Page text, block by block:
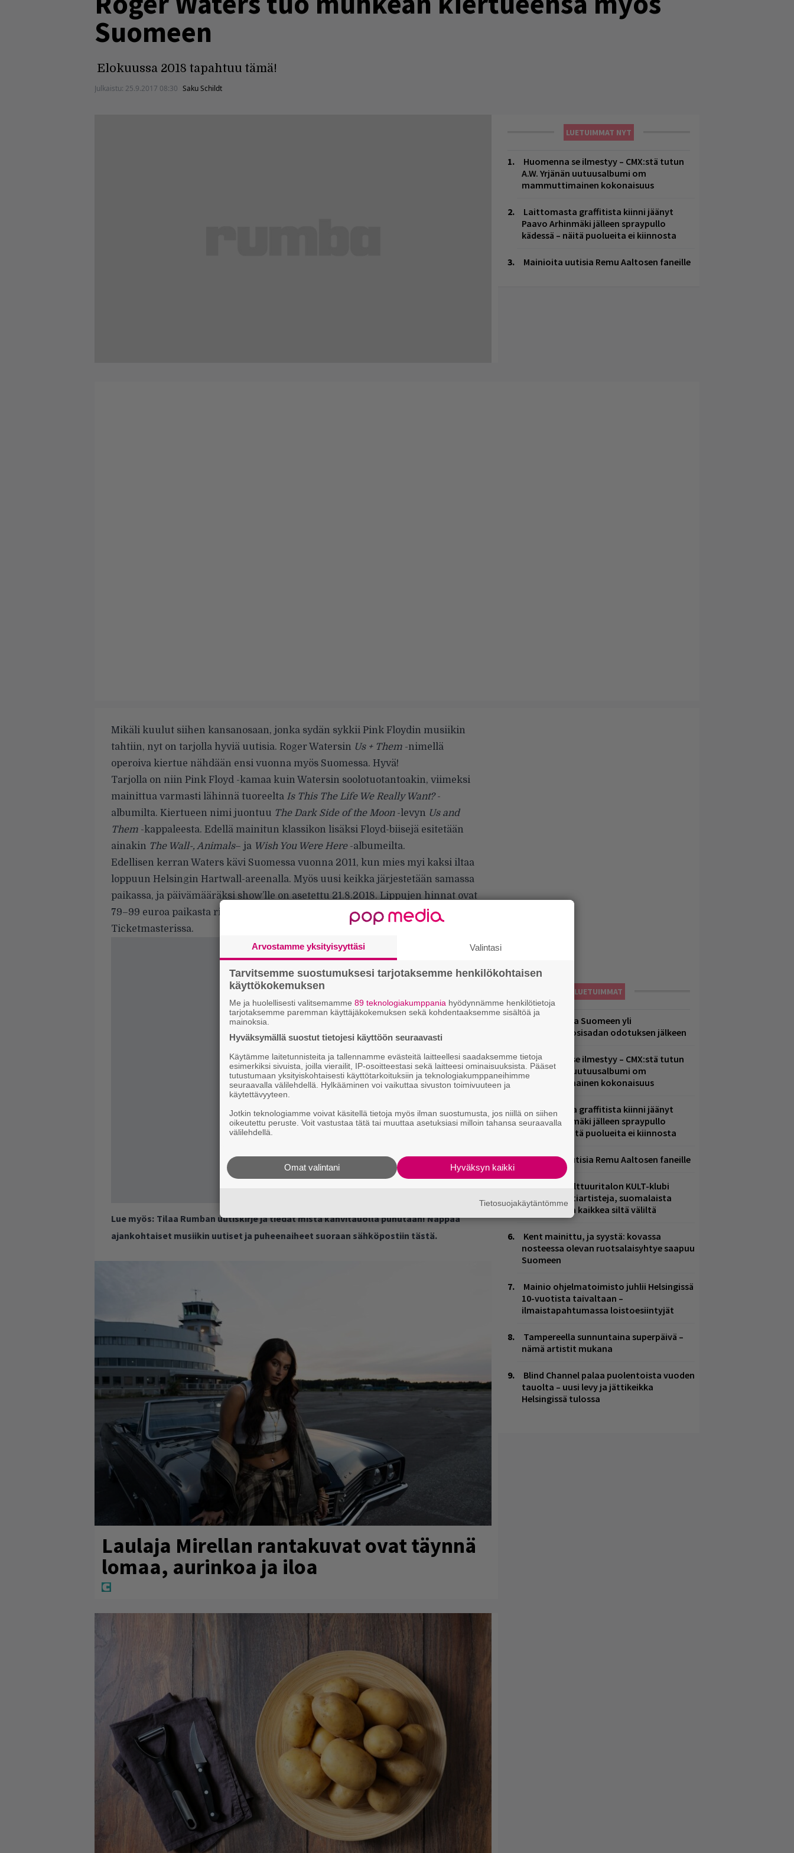
Suomeen
Elokuussa 2018 tapahtuu tämä!
Julkaistu: 25.9.2017 08:30 Saku Schildt
LUETUIMMAT NYT
Huomenna se ilmestyy – CMX:stä tutun
A.W. Yrjänän uutuusalbumi om
mammuttimainen kokonaisuus
Laittomasta graffitista kiinni jäänyt
Paavo Arhinmäki jälleen spraypullo
kädessä – näitä puolueita ei kiinnosta
Mainioita uutisia Remu Aaltosen faneille
Mikäli kuulut siihen kansanosaan, jonka sydän sykkii Pink Floydin musiikin
tahtiin, nyt on tarjolla hyviä uutisia. Roger Watersin Us + Them -nimellä
operoiva kiertue nähdään ensi vuonna myös Suomessa. Hyvä!
Tarjolla on niin Pink Floyd -kamaa kuin Watersin soolotuotantoakin, viimeksi
mainittua varmasti lähinnä tuoreelta Is This The Life We Really Want?-
albumilta. Kiertueen nimi juontuu The Dark Side of the Moon-levyn Us and
Them -kappaleesta. Edellä mainitun klassikon lisäksi Floyd-biisejä esitetään
ainakin The Wall-, Animals– ja Wish You Were Here-albumeilta.
Edellisen kerran Waters kävi Suomessa vuonna 2011, kun mies myi kaksi iltaa
loppuun Helsingin Hartwall-areenalla. Myös uusi keikka järjestetään samassa
paikassa, ja päivämääräksi show’lle on asetettu 21.8.2018. Lippujen hinnat ovat
79–99 euroa paikasta riippuen, ja niiden ennakkomyynti alkaa 2. lokakuuta
Ticketmasterissa.
Lue myös: Tilaa Rumban uutiskirje ja tiedät mistä kahvitauolla puhutaan! Nappaa
ajankohtaiset musiikin uutiset ja puheenaiheet suoraan sähköpostiin tästä.
Laulaja Mirellan rantakuvat ovat täynnä
lomaa, aurinkoa ja iloa
LUETUIMMAT
Weezer palaa Suomeen yli
neljännesvuosisadan odotuksen jälkeen
Huomenna se ilmestyy – CMX:stä tutun
A.W. Yrjänän uutuusalbumi om
mammuttimainen kokonaisuus
Laittomasta graffitista kiinni jäänyt
Paavo Arhinmäki jälleen spraypullo
kädessä – näitä puolueita ei kiinnosta
Mainioita uutisia Remu Aaltosen faneille
Helsingin Kulttuuritalon KULT-klubi
tarjoaa kulttiartisteja, suomalaista
osaamista ja kaikkea siltä väliltä
Kent mainittu, ja syystä: kovassa
nosteessa olevan ruotsalaisyhtye saapuu
Suomeen
Mainio ohjelmatoimisto juhlii Helsingissä
10-vuotista taivaltaan –
ilmaistapahtumassa loistoesiintyjät
Tampereella sunnuntaina superpäivä –
nämä artistit mukana
Blind Channel palaa puolentoista vuoden
tauolta – uusi levy ja jättikeikka
Helsingissä tulossa
Arvostamme yksityisyyttäsi Valintasi
Tarvitsemme suostumuksesi tarjotaksemme henkilökohtaisen
käyttökokemuksen
Me ja huolellisesti valitsemamme 89 teknologiakumppania hyödynnämme henkilötietoja
tarjotaksemme paremman käyttäjäkokemuksen sekä kohdentaaksemme sisältöä ja
mainoksia.
Hyväksymällä suostut tietojesi käyttöön seuraavasti
Käytämme laitetunnisteita ja tallennamme evästeitä laitteellesi saadaksemme tietoja
esimerkiksi sivuista, joilla vierailit, IP-osoitteestasi sekä laitteesi ominaisuuksista. Pääset
tutustumaan yksityiskohtaisesti käyttötarkoituksiin ja teknologiakumppaneihimme
seuraavalla välilehdellä. Hylkääminen voi vaikuttaa sivuston toimivuuteen ja
käytettävyyteen.
Jotkin teknologiamme voivat käsitellä tietoja myös ilman suostumusta, jos niillä on siihen
oikeutettu peruste. Voit vastustaa tätä tai muuttaa asetuksiasi milloin tahansa seuraavalla
välilehdellä.
Hyväksyn kaikki
Omat valintani
Tietosuojakäytäntömme